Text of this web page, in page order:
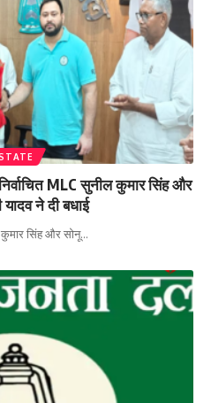
MLC सुनील कुमार सिंह और
ने दी बधाई
कुमार सिंह और सोनू…